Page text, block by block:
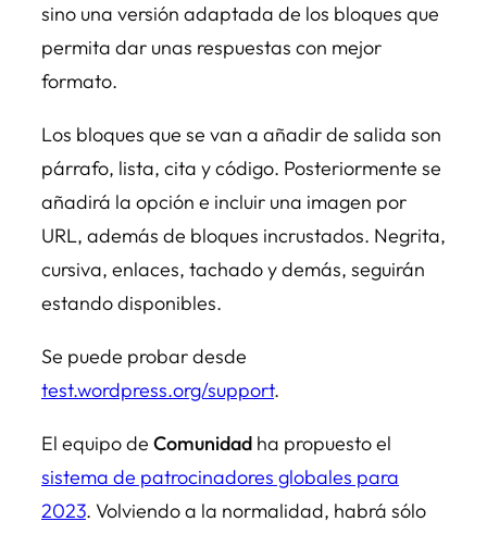
sino una versión adaptada de los bloques que
permita dar unas respuestas con mejor
formato.
Los bloques que se van a añadir de salida son
párrafo, lista, cita y código. Posteriormente se
añadirá la opción e incluir una imagen por
URL, además de bloques incrustados. Negrita,
cursiva, enlaces, tachado y demás, seguirán
estando disponibles.
Se puede probar desde
test.wordpress.org/support.
El equipo de Comunidad ha propuesto el
sistema de patrocinadores globales para
2023. Volviendo a la normalidad, habrá sólo